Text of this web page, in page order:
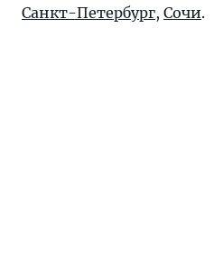
Санкт-Петербург, Сочи.